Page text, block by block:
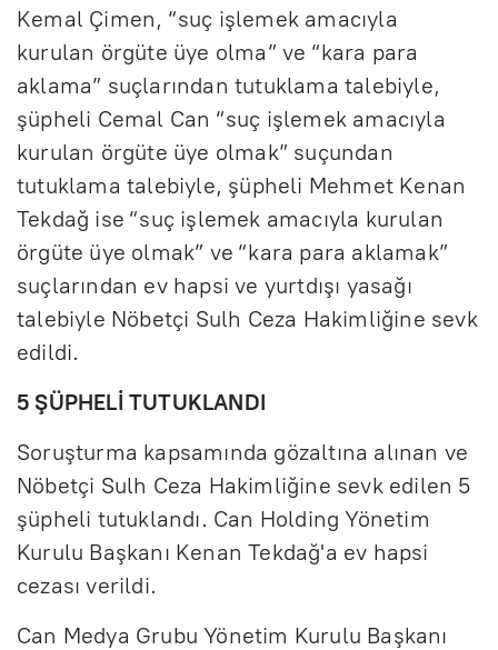
Kemal Çimen, “suç işlemek amacıyla
kurulan örgüte üye olma” ve “kara para
aklama” suçlarından tutuklama talebiyle,
şüpheli Cemal Can “suç işlemek amacıyla
kurulan örgüte üye olmak” suçundan
tutuklama talebiyle, şüpheli Mehmet Kenan
Tekdağ ise “suç işlemek amacıyla kurulan
örgüte üye olmak” ve “kara para aklamak”
suçlarından ev hapsi ve yurtdışı yasağı
talebiyle Nöbetçi Sulh Ceza Hakimliğine sevk
edildi.
5 ŞÜPHELİ TUTUKLANDI
Soruşturma kapsamında gözaltına alınan ve
Nöbetçi Sulh Ceza Hakimliğine sevk edilen 5
şüpheli tutuklandı. Can Holding Yönetim
Kurulu Başkanı Kenan Tekdağ'a ev hapsi
cezası verildi.
Can Medya Grubu Yönetim Kurulu Başkanı